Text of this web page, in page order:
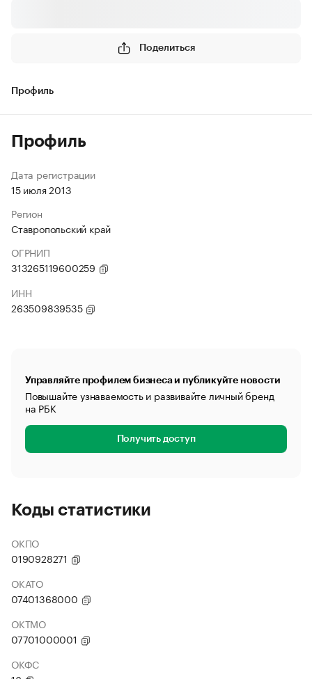
Поделиться
Профиль
Профиль
Дата регистрации
15 июля 2013
Регион
Ставропольский край
ОГРНИП
313265119600259
ИНН
263509839535
Управляйте профилем бизнеса и публикуйте новости
Повышайте узнаваемость и развивайте личный бренд
на РБК
Получить доступ
Коды статистики
ОКПО
0190928271
ОКАТО
07401368000
ОКТМО
07701000001
ОКФС